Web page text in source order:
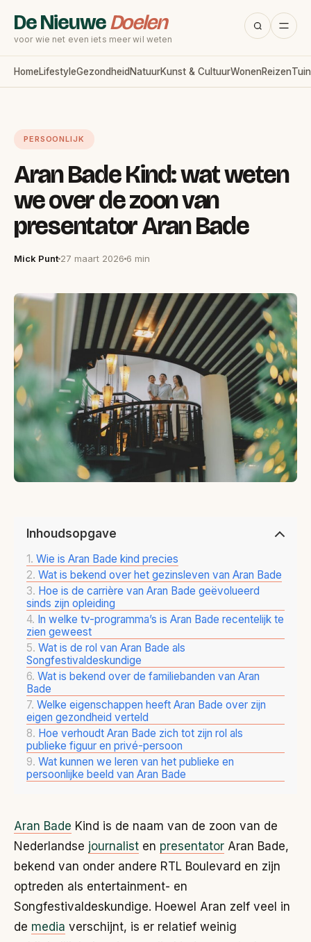
De NieuweDoelen
voor wie net even iets meer wil weten
HomeLifestyleGezondheid NatuurKunst & CultuurWonenReizenTuin
PERSOONLIJK
Aran Bade Kind: wat weten
we over de zoon van
presentator Aran Bade
Mick Punt 27 maart 2026 6 min
Inhoudsopgave
Wie is Aran Bade kind precies
Wat is bekend over het gezinsleven van Aran Bade
Hoe is de carrière van Aran Bade geëvolueerd
sinds zijn opleiding
In welke tv-programma’s is Aran Bade recentelijk te
zien geweest
Wat is de rol van Aran Bade als
Songfestivaldeskundige
Wat is bekend over de familiebanden van Aran
Bade
Welke eigenschappen heeft Aran Bade over zijn
eigen gezondheid verteld
Hoe verhoudt Aran Bade zich tot zijn rol als
publieke figuur en privé-persoon
Wat kunnen we leren van het publieke en
persoonlijke beeld van Aran Bade
Aran Bade Kind is de naam van de zoon van de
Nederlandse journalist en presentator Aran Bade,
bekend van onder andere RTL Boulevard en zijn
optreden als entertainment- en
Songfestivaldeskundige. Hoewel Aran zelf veel in
de media verschijnt, is er relatief weinig